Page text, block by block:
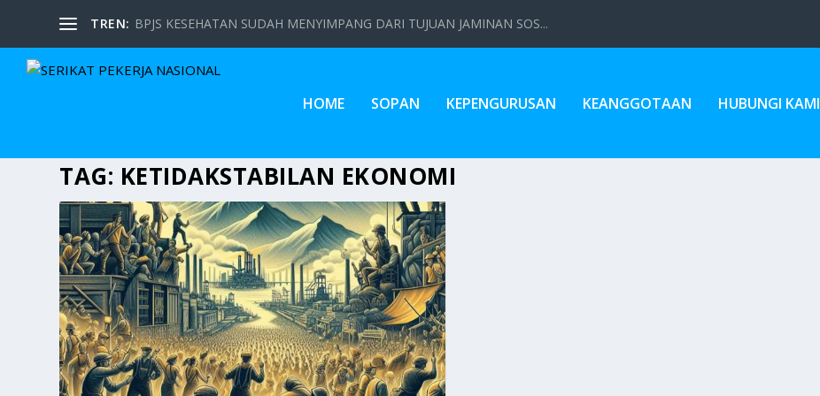
TREN: BPJS KESEHATAN SUDAH MENYIMPANG DARI TUJUAN JAMINAN SOS...
HOME SOPAN KEPENGURUSAN KEANGGOTAAN HUBUNGI KAMI
TAG: KETIDAKSTABILAN EKONOMI